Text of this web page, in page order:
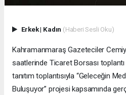
Erkek| Kadın (Haberi Sesli Oku)
Kahramanmaraş Gazeteciler
saatlerinde Ticaret Borsası
tanıtım toplantısıyla “Geleceğin
Buluşuyor” projesi kapsamında